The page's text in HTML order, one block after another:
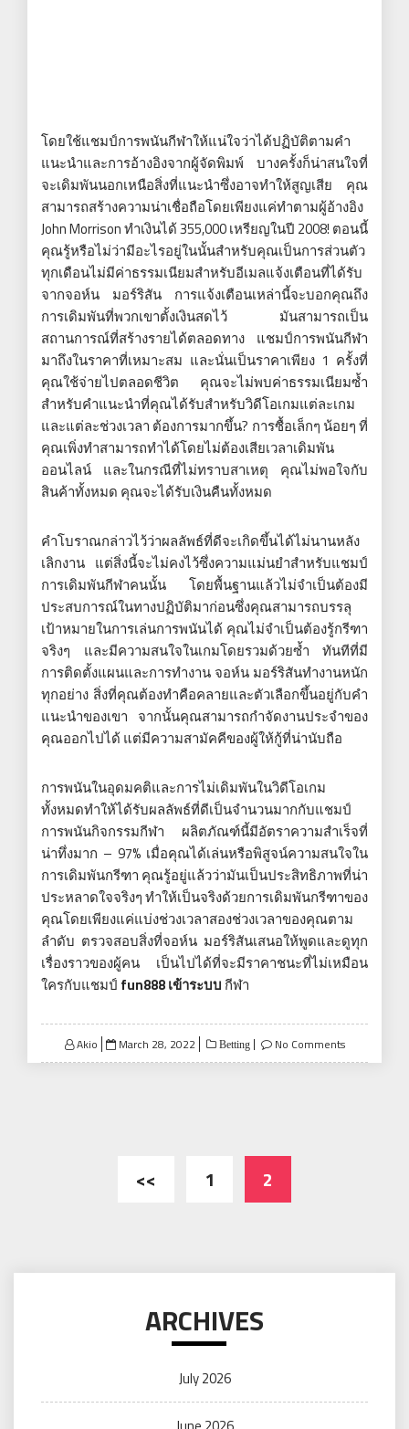
โดยใช้แชมป์การพนันกีฬาให้แน่ใจว่าได้ปฏิบัติตามคำ
แนะนำและการอ้างอิงจากผู้จัดพิมพ์ บางครั้งก็น่าสนใจที่
จะเดิมพันนอกเหนือสิ่งที่แนะนำซึ่งอาจทำให้สูญเสีย คุณ
สามารถสร้างความน่าเชื่อถือโดยเพียงแค่ทำตามผู้อ้างอิง
John Morrison ทำเงินได้ 355,000 เหรียญในปี 2008! ตอนนี้
คุณรู้หรือไม่ว่ามีอะไรอยู่ในนั้นสำหรับคุณเป็นการส่วนตัว
ทุกเดือนไม่มีค่าธรรมเนียมสำหรับอีเมลแจ้งเตือนที่ได้รับ
จากจอห์น มอร์ริสัน การแจ้งเตือนเหล่านี้จะบอกคุณถึง
การเดิมพันที่พวกเขาตั้งเงินสดไว้ มันสามารถเป็น
สถานการณ์ที่สร้างรายได้ตลอดทาง แชมป์การพนันกีฬา
มาถึงในราคาที่เหมาะสม และนั่นเป็นราคาเพียง 1 ครั้งที่
คุณใช้จ่ายไปตลอดชีวิต คุณจะไม่พบค่าธรรมเนียมซ้ำ
สำหรับคำแนะนำที่คุณได้รับสำหรับวิดีโอเกมแต่ละเกม
และแต่ละช่วงเวลา ต้องการมากขึ้น? การซื้อเล็กๆ น้อยๆ ที่
คุณเพิ่งทำสามารถทำได้โดยไม่ต้องเสียเวลาเดิมพัน
ออนไลน์ และในกรณีที่ไม่ทราบสาเหตุ คุณไม่พอใจกับ
สินค้าทั้งหมด คุณจะได้รับเงินคืนทั้งหมด
คำโบราณกล่าวไว้ว่าผลลัพธ์ที่ดีจะเกิดขึ้นได้ไม่นานหลัง
เลิกงาน แต่สิ่งนี้จะไม่คงไว้ซึ่งความแม่นยำสำหรับแชมป์
การเดิมพันกีฬาคนนั้น โดยพื้นฐานแล้วไม่จำเป็นต้องมี
ประสบการณ์ในทางปฏิบัติมาก่อนซึ่งคุณสามารถบรรลุ
เป้าหมายในการเล่นการพนันได้ คุณไม่จำเป็นต้องรู้กรีฑา
จริงๆ และมีความสนใจในเกมโดยรวมด้วยซ้ำ ทันทีที่มี
การติดตั้งแผนและการทำงาน จอห์น มอร์ริสันทำงานหนัก
ทุกอย่าง สิ่งที่คุณต้องทำคือคลายและตัวเลือกขึ้นอยู่กับคำ
แนะนำของเขา จากนั้นคุณสามารถกำจัดงานประจำของ
คุณออกไปได้ แต่มีความสามัคคีของผู้ให้กู้ที่น่านับถือ
การพนันในอุดมคติและการไม่เดิมพันในวิดีโอเกม
ทั้งหมดทำให้ได้รับผลลัพธ์ที่ดีเป็นจำนวนมากกับแชมป์
การพนันกิจกรรมกีฬา ผลิตภัณฑ์นี้มีอัตราความสำเร็จที่
น่าทึ่งมาก – 97% เมื่อคุณได้เล่นหรือพิสูจน์ความสนใจใน
การเดิมพันกรีฑา คุณรู้อยู่แล้วว่ามันเป็นประสิทธิภาพที่น่า
ประหลาดใจจริงๆ ทำให้เป็นจริงด้วยการเดิมพันกรีฑาของ
คุณโดยเพียงแค่แบ่งช่วงเวลาสองช่วงเวลาของคุณตาม
ลำดับ ตรวจสอบสิ่งที่จอห์น มอร์ริสันเสนอให้พูดและดูทุก
เรื่องราวของผู้คน เป็นไปได้ที่จะมีราคาชนะที่ไม่เหมือน
ใครกับแชมป์ fun888 เข้าระบบ กีฬา
Akio
Posted
on
March 28, 2022 Betting No Comments
Posts
<< 1 2
ARCHIVES
July 2026